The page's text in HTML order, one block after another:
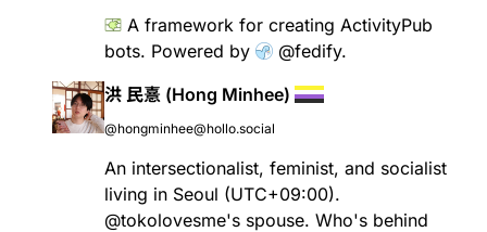
A framework for creating ActivityPub
bots. Powered by
@fedify.
洪 民憙 (Hong Minhee)
@hongminhee@hollo.social
An intersectionalist, feminist, and socialist
living in Seoul (UTC+09:00).
@tokolovesme's spouse. Who's behind